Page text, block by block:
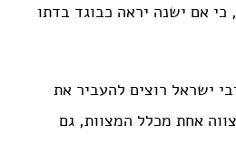
כי אם ישנה יראה כבוגד בדתו
ישראל רוצים להעביר את
אחת מכלל המצוות, גם